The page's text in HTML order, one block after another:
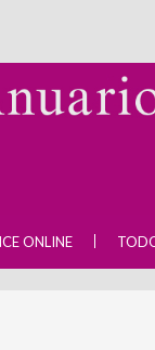
ONLINE